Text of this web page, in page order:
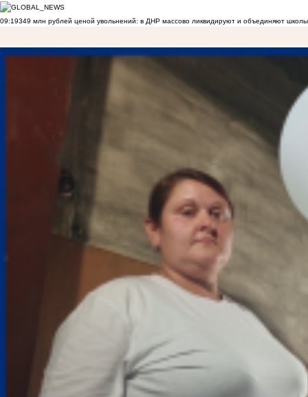
09:19349 млн рублей ценой увольнений: в ДНР массово ликвидируют и объединяют